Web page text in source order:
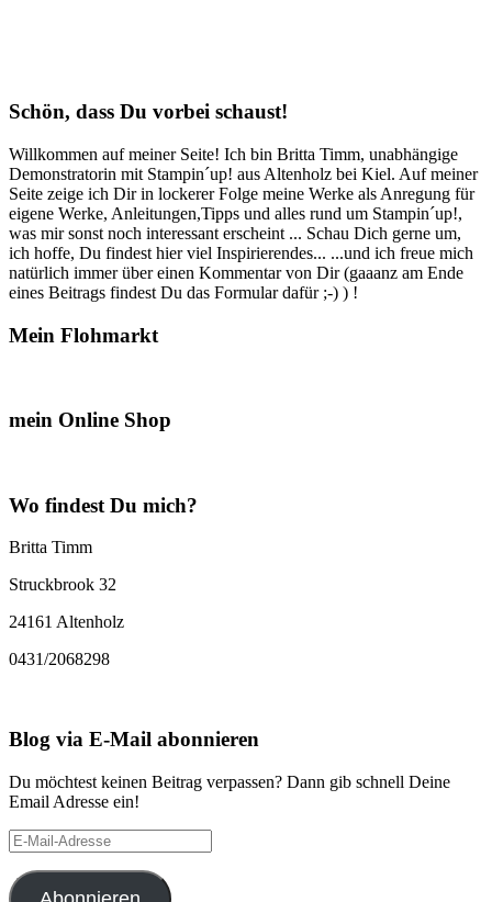
Schön, dass Du vorbei schaust!
Willkommen auf meiner Seite! Ich bin Britta Timm, unabhängige
Demonstratorin mit Stampin´up! aus Altenholz bei Kiel. Auf meiner
Seite zeige ich Dir in lockerer Folge meine Werke als Anregung für
eigene Werke, Anleitungen,Tipps und alles rund um Stampin´up!,
was mir sonst noch interessant erscheint ... Schau Dich gerne um,
ich hoffe, Du findest hier viel Inspirierendes... ...und ich freue mich
natürlich immer über einen Kommentar von Dir (gaaanz am Ende
eines Beitrags findest Du das Formular dafür ;-) ) !
Mein Flohmarkt
mein Online Shop
Wo findest Du mich?
Britta Timm
Struckbrook 32
24161 Altenholz
0431/2068298
Blog via E-Mail abonnieren
Du möchtest keinen Beitrag verpassen? Dann gib schnell Deine
Email Adresse ein!
E-
Mail-
Adresse